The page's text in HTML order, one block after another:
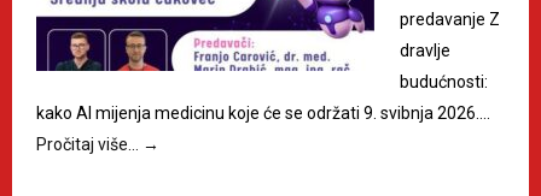
predavanje Z
dravlje
budućnosti:
kako AI mijenja medicinu koje će se održati 9. svibnja 2026.…
Pročitaj više…
→